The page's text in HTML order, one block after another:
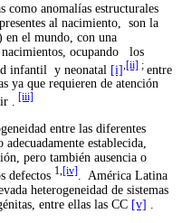
como anomalías estructurales
al nacimiento, son la
en el mundo, con una
nacimientos, ocupando los
infantil y neonatal [i],[ii] ; entre
ya que requieren de atención
.
[iii]
entre las diferentes
establecida,
pero también ausencia o
defectos 1, [iv]
. América Latina
heterogeneidad de sistemas
entre ellas las CC [v]